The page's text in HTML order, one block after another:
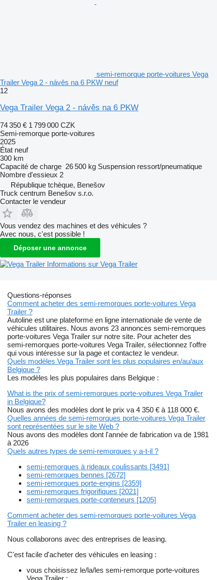
semi-remorque porte-voitures Vega
Trailer Vega 2 - návěs na 6 PKW neuf
12
Vega Trailer Vega 2 - návěs na 6 PKW
74 350 € 1 799 000 CZK
Semi-remorque porte-voitures
2025
État neuf
300 km
Capacité de charge 26 500 kg Suspension ressort/pneumatique
Nombre d'essieux 2
République tchèque, Benešov
Truck centrum Benešov s.r.o.
Contacter le vendeur
Vous vendez des machines et des véhicules ?
Avec nous, c'est possible !
Déposer une annonce
Informations sur Vega Trailer
Questions-réponses
Comment acheter des semi-remorques porte-voitures Vega
Trailer ?
Autoline est une plateforme en ligne internationale de vente de
véhicules utilitaires. Nous avons 23 annonces semi-remorques
porte-voitures Vega Trailer sur notre site. Pour acheter des
semi-remorques porte-voitures Vega Trailer, sélectionnez l'offre
qui vous intéresse sur la page et contactez le vendeur.
Quels modèles Vega Trailer sont les plus populaires en/au/aux
Belgique ?
Les modèles les plus populaires dans Belgique :
What is the prix of semi-remorques porte-voitures Vega Trailer
in Belgique?
Nous avons des modèles dont le prix va 4 350 € à 118 000 €.
Quelles années de semi-remorques porte-voitures Vega Trailer
sont représentées sur le site Web ?
Nous avons des modèles dont l'année de fabrication va de 1981
à 2026
Quels autres types de semi-remorques y a-t-il ?
semi-remorques à rideaux coulissants [3491]
semi-remorques bennes [2672]
semi-remorques porte-engins [2359]
semi-remorques frigorifiques [2021]
semi-remorques porte-conteneurs [1205]
Comment acheter des semi-remorques porte-voitures Vega
Trailer en leasing ?
Nous collaborons avec des entreprises de leasing.
C'est facile d'acheter des véhicules en leasing :
vous choisissez le/la/les semi-remorque porte-voitures
Vega Trailer ;